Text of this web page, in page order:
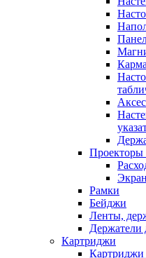
Проекторы
Рамки
Бейджи
Ленты,
Держатели
Картриджи
Картриджи